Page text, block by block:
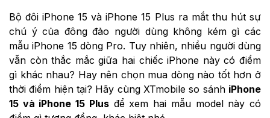
Bộ đôi iPhone 15 và iPhone 15 Plus ra mắt thu hút sự
chú ý của đông đảo người dùng không kém gì các
mẫu iPhone 15 dòng Pro. Tuy nhiên, nhiều người dùng
vẫn còn thắc mắc giữa hai chiếc iPhone này có điểm
gì khác nhau? Hay nên chọn mua dòng nào tốt hơn ở
thời điểm hiện tại? Hãy cùng XTmobile so sánh iPhone
15 và iPhone 15 Plusđể xem hai mẫu model này có